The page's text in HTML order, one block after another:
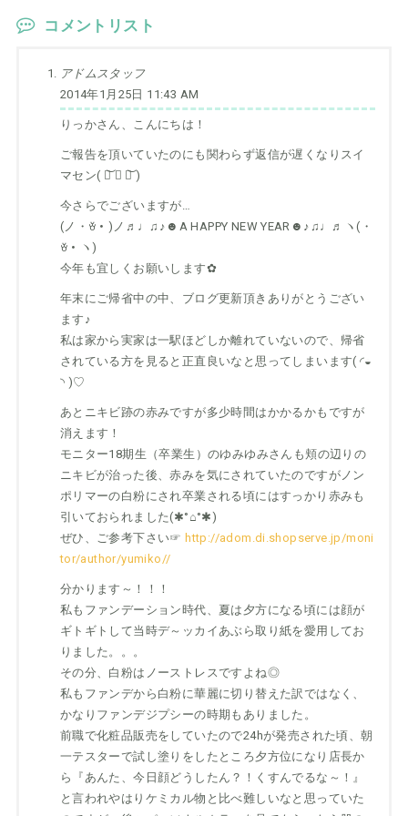
コメントリスト
アドムスタッフ
2014年1月25日 11:43 AM
りっかさん、こんにちは！
ご報告を頂いていたのにも関わらず返信が遅くなりスイ
マセン( ཀ͝ ∧ ཀ͝ )
今さらでございますが…
(ノ・ꈊ・)ノ♬♩♫♪☻A HAPPY NEW YEAR☻♪♫♩♬ヽ(・
ꈊ・ヽ)
今年も宜しくお願いします✿
年末にご帰省中の中、ブログ更新頂きありがとうござい
ます♪
私は家から実家は一駅ほどしか離れていないので、帰省
されている方を見ると正直良いなと思ってしまいます( ◜◒
◝ )♡
あとニキビ跡の赤みですが多少時間はかかるかもですが
消えます！
モニター18期生（卒業生）のゆみゆみさんも頬の辺りの
ニキビが治った後、赤みを気にされていたのですがノン
ポリマーの白粉にされ卒業される頃にはすっかり赤みも
引いておられました(✱°⌂°✱)
ぜひ、ご参考下さい☞ http://adom.di.shopserve.jp/moni
tor/author/yumiko//
分かります～！！！
私もファンデーション時代、夏は夕方になる頃には顔が
ギトギトして当時デ～ッカイあぶら取り紙を愛用してお
りました。。。
その分、白粉はノーストレスですよね◎
私もファンデから白粉に華麗に切り替えた訳ではなく、
かなりファンデジプシーの時期もありました。
前職で化粧品販売をしていたので24hが発売された頃、朝
一テスターで試し塗りをしたところ夕方位になり店長か
ら『あんた、今日顔どうしたん？！くすんでるな～！』
と言われやはりケミカル物と比べ難しいなと思っていた